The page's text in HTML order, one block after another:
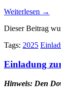
Weiterlesen →
Dieser Beitrag
Tags: 2025
Einladung
Hinweis: Den